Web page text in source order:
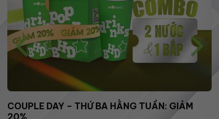
COUPLE DAY – THỨ BA HẰNG TUẦN: GIẢM